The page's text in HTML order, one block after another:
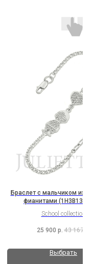
Браслет с мальчиком из
фианитами
School collection
25 900 р. 43 167
Выбрать